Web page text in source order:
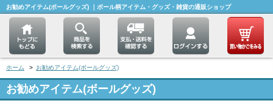
お勧めアイテム(ボールグッズ) ｜ボール柄アイテム・グッズ・雑貨の通販ショップ
ホーム > お勧めアイテム(ボールグッズ)
お勧めアイテム(ボールグッズ)